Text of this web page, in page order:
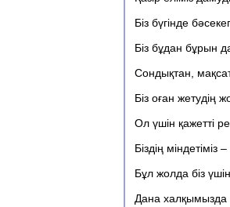
Біз бүгінде
Біз бұдан бұрын
Сондықтан,
Біз оған жетудің
Ол үшін қажетті
Біздің
Бұл жолда біз
Дана халқымызда